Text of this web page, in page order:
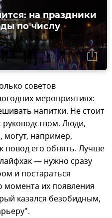
на праздники
по числу
советов
мероприятиях:
напитки. Не стоит
руководством. Люди,
могут, например,
повод его обнять. Лучше
— нужно сразу
и постараться
момента их появления
казался безобидным,